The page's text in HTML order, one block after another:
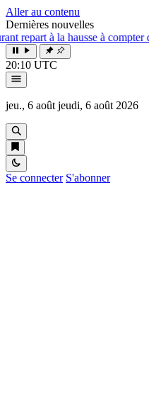
Aller au contenu
Dernières nouvelles
hausse à compter du 1er août
20:10 UTC
jeu., 6 août jeudi, 6 août 2026
Se connecter S'abonner